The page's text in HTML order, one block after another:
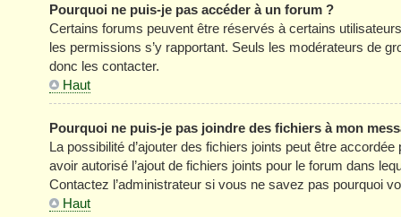
Pourquoi ne puis-je pas accéder à un forum ?
Certains forums peuvent être réservés à certains
les permissions s’y rapportant. Seuls les modérateurs de
donc les contacter.
Haut
Pourquoi ne puis-je pas joindre des fichiers à mon
La possibilité d’ajouter des fichiers joints peut être
avoir autorisé l’ajout de fichiers joints pour le forum dans
Contactez l’administrateur si vous ne savez pas pourquoi
Haut